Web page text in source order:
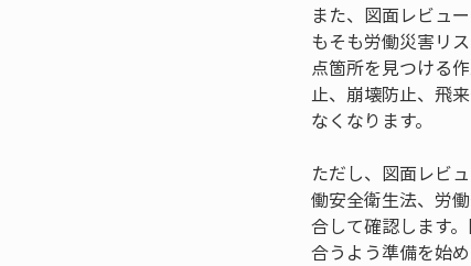
また、図面レビュ
もそも労働災害リ
点箇所を見つける
止、崩壊防止、飛
なくなります。
ただし、図面レビ
働安全衛生法、労
合して確認します
合うよう準備を始め